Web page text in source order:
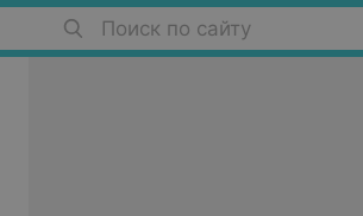
Поиск по сайту